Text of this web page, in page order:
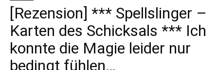
[Rezension] *** Spellslinger –
Karten des Schicksals *** Ich
konnte die Magie leider nur
bedingt fühlen…